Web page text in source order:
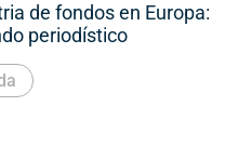
de fondos en Europa:
periodístico